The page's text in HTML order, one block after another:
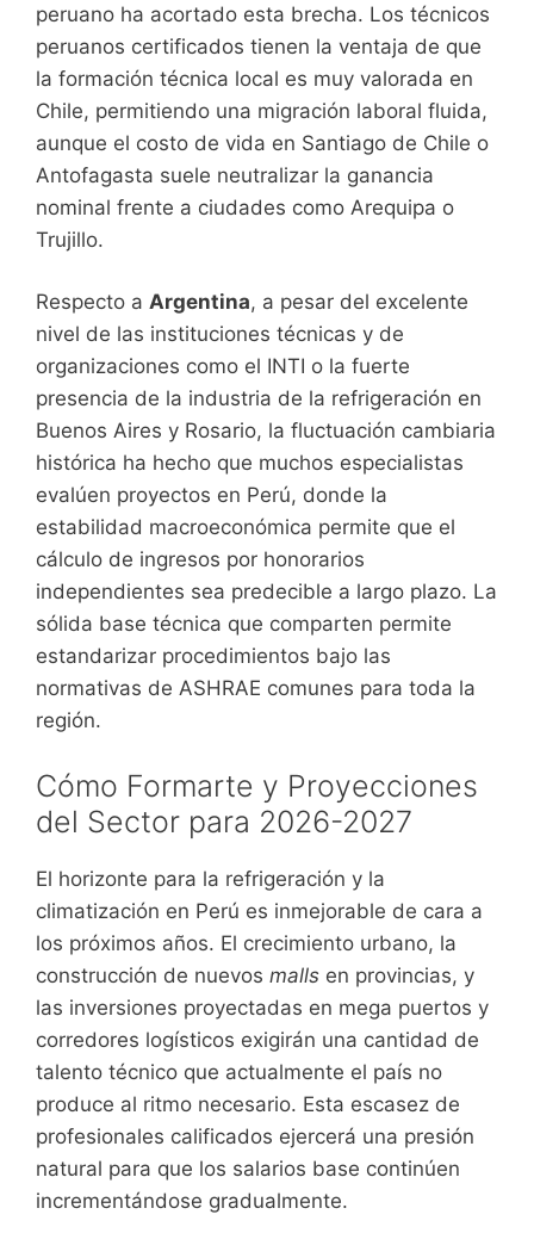
peruano ha acortado esta brecha. Los técnicos
peruanos certificados tienen la ventaja de que
la formación técnica local es muy valorada en
Chile, permitiendo una migración laboral fluida,
aunque el costo de vida en Santiago de Chile o
Antofagasta suele neutralizar la ganancia
nominal frente a ciudades como Arequipa o
Trujillo.
Respecto a Argentina, a pesar del excelente
nivel de las instituciones técnicas y de
organizaciones como el INTI o la fuerte
presencia de la industria de la refrigeración en
Buenos Aires y Rosario, la fluctuación cambiaria
histórica ha hecho que muchos especialistas
evalúen proyectos en Perú, donde la
estabilidad macroeconómica permite que el
cálculo de ingresos por honorarios
independientes sea predecible a largo plazo. La
sólida base técnica que comparten permite
estandarizar procedimientos bajo las
normativas de ASHRAE comunes para toda la
región.
Cómo Formarte y Proyecciones
del Sector para 2026-2027
El horizonte para la refrigeración y la
climatización en Perú es inmejorable de cara a
los próximos años. El crecimiento urbano, la
construcción de nuevos malls en provincias, y
las inversiones proyectadas en mega puertos y
corredores logísticos exigirán una cantidad de
talento técnico que actualmente el país no
produce al ritmo necesario. Esta escasez de
profesionales calificados ejercerá una presión
natural para que los salarios base continúen
incrementándose gradualmente.